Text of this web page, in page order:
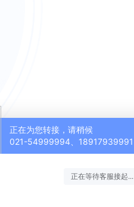
正在为您转接，请稍候
021-54999994、18917939991
正在等待客服接起...